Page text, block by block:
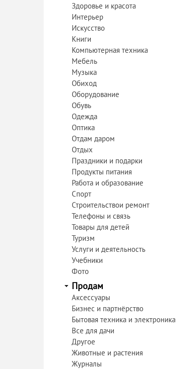
Здоровье и красота
Интерьер
Искусство
Книги
Компьютерная техника
Мебель
Музыка
Обиход
Оборудование
Обувь
Одежда
Оптика
Отдам даром
Отдых
Праздники и подарки
Продукты питания
Работа и образование
Спорт
Строительствои ремонт
Телефоны и связь
Товары для детей
Туризм
Услуги и деятельность
Учебники
Фото
Продам
Аксессуары
Бизнес и партнёрство
Бытовая техника и электроника
Все для дачи
Другое
Животные и растения
Журналы